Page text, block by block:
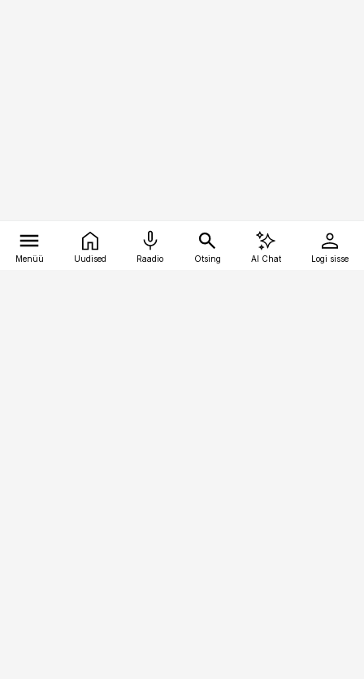
Menüü Uudised Raadio Otsing AI Chat Logi sisse